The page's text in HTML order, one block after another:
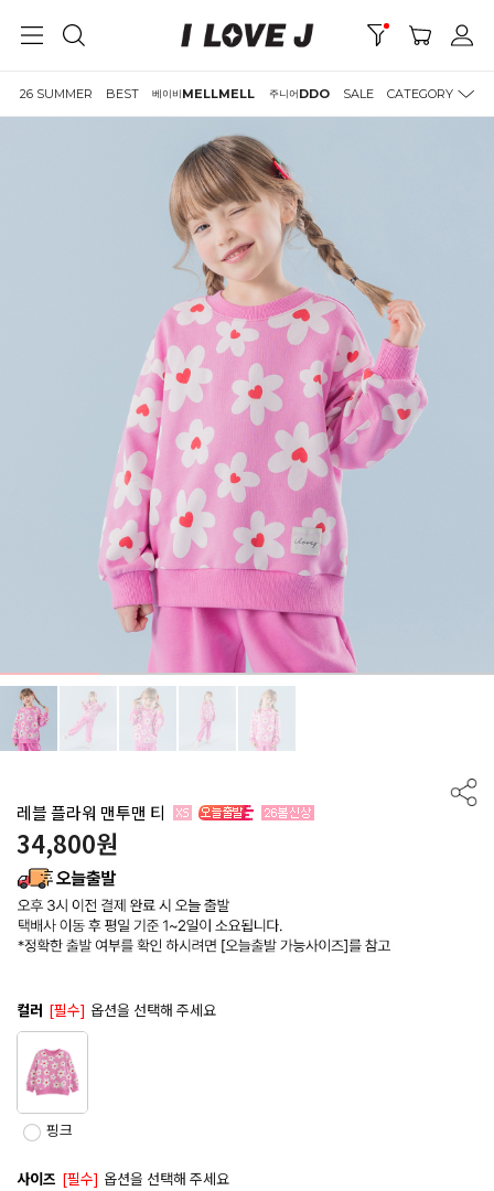
26 SUMMER BEST 베이비MELLMELL 주니어DDO SALE CATEGORY
레블 플라워 맨투맨 티
34,800원
컬러 [필수] 옵션을 선택해 주세요
핑크
사이즈 [필수] 옵션을 선택해 주세요